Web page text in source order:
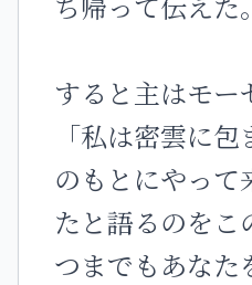
すると主はモー
「私は密雲に
のもとにやって
たと語るのをこ
つまでもあなた